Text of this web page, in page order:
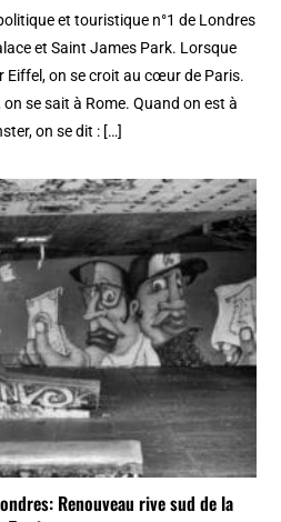
et touristique n°1 de Londres
et Saint James Park. Lorsque
Eiffel, on se croit au cœur de Paris.
on se sait à Rome. Quand on est à
on se dit : […]
Renouveau rive sud de la